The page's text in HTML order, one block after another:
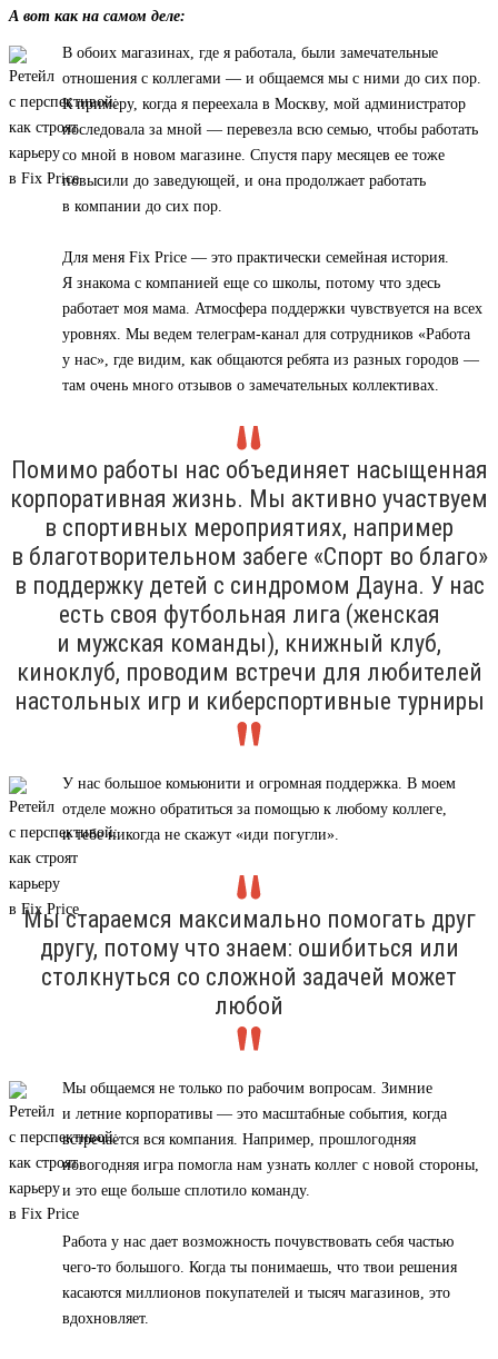
А вот как на самом деле:
В обоих магазинах, где я работала, были замечательные
отношения с коллегами — и общаемся мы с ними до сих пор.
К примеру, когда я переехала в Москву, мой администратор
последовала за мной — перевезла всю семью, чтобы работать
со мной в новом магазине. Спустя пару месяцев ее тоже
повысили до заведующей, и она продолжает работать
в компании до сих пор.
Для меня Fix Price — это практически семейная история.
Я знакома с компанией еще со школы, потому что здесь
работает моя мама. Атмосфера поддержки чувствуется на всех
уровнях. Мы ведем телеграм-канал для сотрудников «Работа
у нас», где видим, как общаются ребята из разных городов —
там очень много отзывов о замечательных коллективах.
Помимо работы нас объединяет насыщенная
корпоративная жизнь. Мы активно участвуем
в спортивных мероприятиях, например
в благотворительном забеге «Спорт во благо»
в поддержку детей с синдромом Дауна. У нас
есть своя футбольная лига (женская
и мужская команды), книжный клуб,
киноклуб, проводим встречи для любителей
настольных игр и киберспортивные турниры
У нас большое комьюнити и огромная поддержка. В моем
отделе можно обратиться за помощью к любому коллеге,
и тебе никогда не скажут «иди погугли».
Мы стараемся максимально помогать друг
другу, потому что знаем: ошибиться или
столкнуться со сложной задачей может
любой
Мы общаемся не только по рабочим вопросам. Зимние
и летние корпоративы — это масштабные события, когда
встречается вся компания. Например, прошлогодняя
новогодняя игра помогла нам узнать коллег с новой стороны,
и это еще больше сплотило команду.
Работа у нас дает возможность почувствовать себя частью
чего-то большого. Когда ты понимаешь, что твои решения
касаются миллионов покупателей и тысяч магазинов, это
вдохновляет.